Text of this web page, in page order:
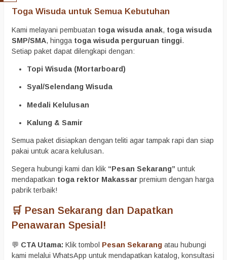
Toga Wisuda untuk Semua Kebutuhan
Kami melayani pembuatan toga wisuda anak, toga wisuda
SMP/SMA, hingga toga wisuda perguruan tinggi.
Setiap paket dapat dilengkapi dengan:
Topi Wisuda (Mortarboard)
Syal/Selendang Wisuda
Medali Kelulusan
Kalung & Samir
Semua paket disiapkan dengan teliti agar tampak rapi dan siap
pakai untuk acara kelulusan.
Segera hubungi kami dan klik “Pesan Sekarang” untuk
mendapatkan toga rektor Makassar premium dengan harga
pabrik terbaik!
🛒 Pesan Sekarang dan Dapatkan
Penawaran Spesial!
💬 CTA Utama: Klik tombol Pesan Sekarang atau hubungi
kami melalui WhatsApp untuk mendapatkan katalog, konsultasi